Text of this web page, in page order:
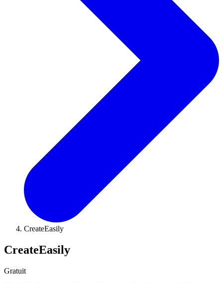
CreateEasily
CreateEasily
Gratuit